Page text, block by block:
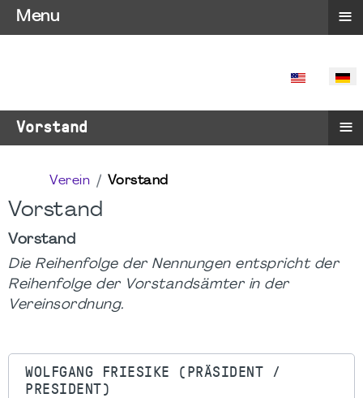
SPRACHE
Vorstand ≡
Verein Vorstand
Vorstand
Vorstand
Die Reihenfolge der Nennungen entspricht der
Reihenfolge der Vorstandsämter in der
Vereinsordnung.
WOLFGANG FRIESIKE (PRÄSIDENT /
PRESIDENT)
Menu ≡